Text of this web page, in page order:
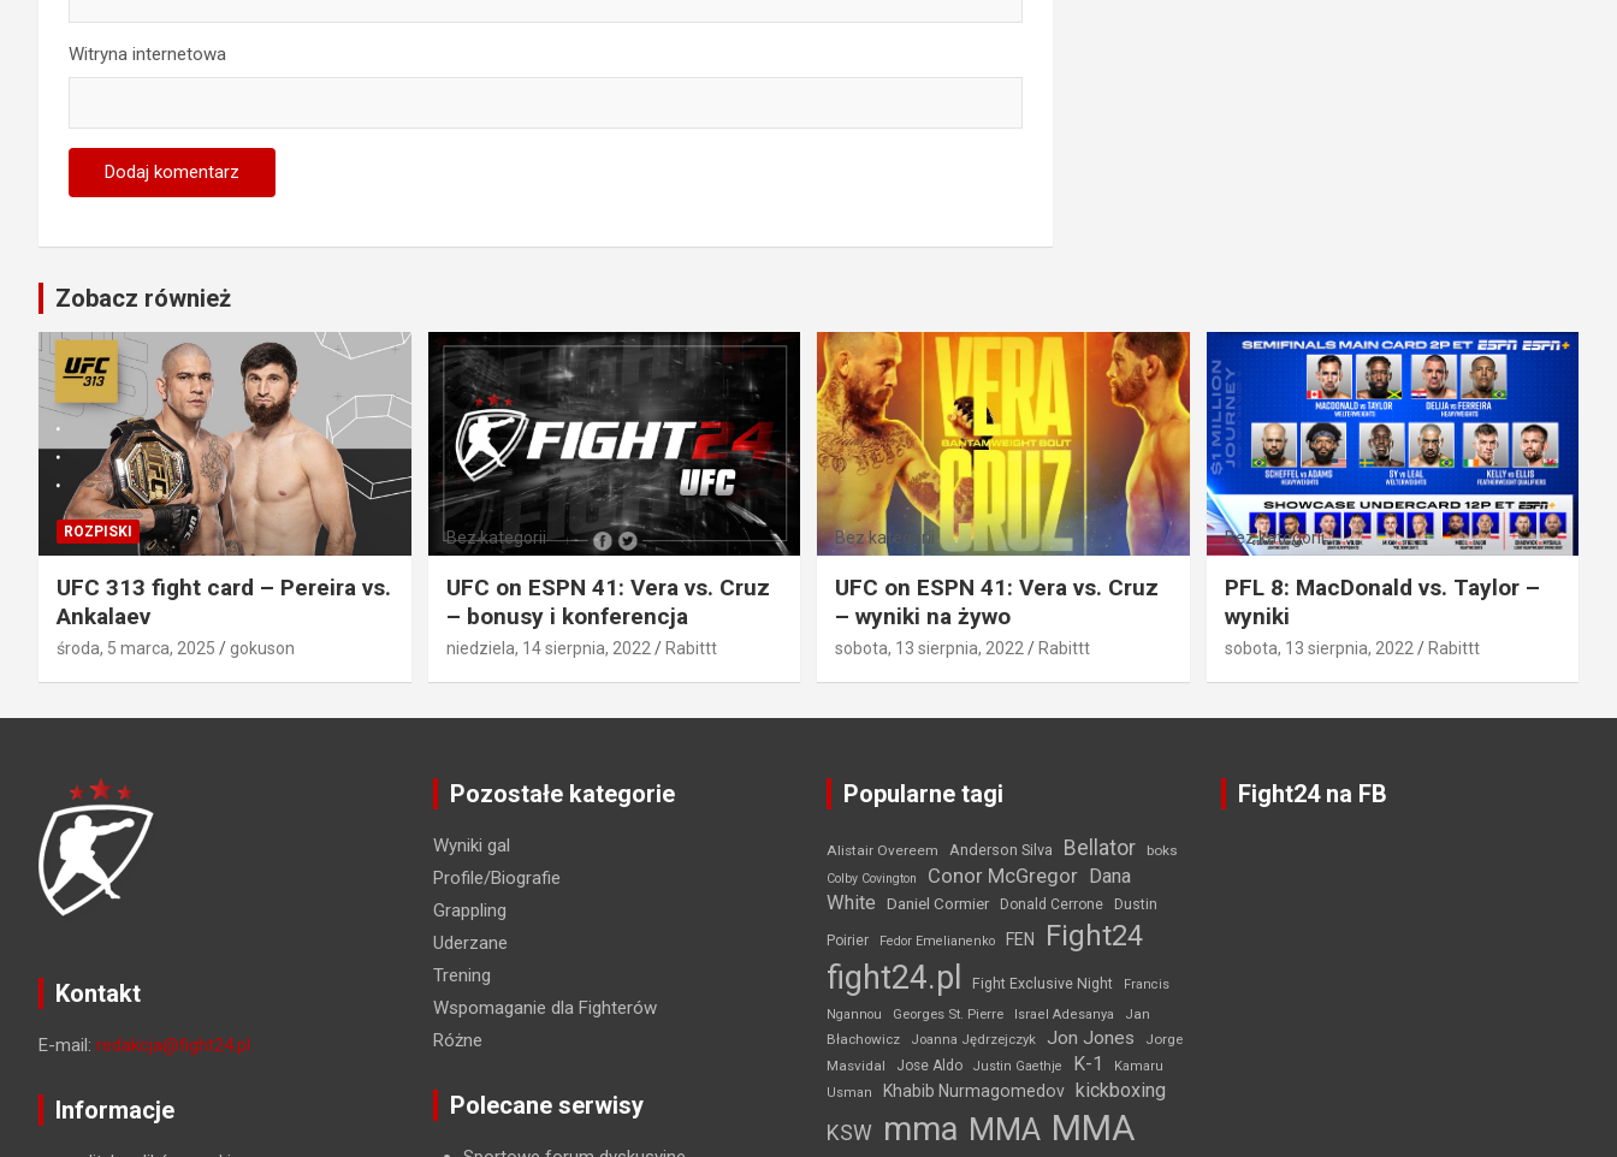
Witryna internetowa
Zobacz również
ROZPISKI
UFC 313 fight card – Pereira vs.
Ankalaev
środa, 5 marca, 2025 gokuson
Bez kategorii
UFC on ESPN 41: Vera vs. Cruz
– bonusy i konferencja
niedziela, 14 sierpnia, 2022 Rabittt
Bez kategorii
UFC on ESPN 41: Vera vs. Cruz
– wyniki na żywo
sobota, 13 sierpnia, 2022 Rabittt
Bez kategorii
PFL 8: MacDonald vs. Taylor –
wyniki
sobota, 13 sierpnia, 2022 Rabittt
Kontakt
E-mail: redakcja@fight24.pl
Informacje
Pozostałe kategorie
Wyniki gal
Profile/Biografie
Grappling
Uderzane
Trening
Wspomaganie dla Fighterów
Różne
Polecane serwisy
Popularne tagi
Alistair Overeem Anderson Silva Bellator boks
Colby Covington Conor McGregor Dana
White
Daniel Cormier Donald Cerrone Dustin
Poirier Fedor Emelianenko FEN Fight24
fight24.pl Fight Exclusive Night
Francis
Ngannou
Georges St. Pierre Israel Adesanya
Jan
Błachowicz
Joanna Jędrzejczyk Jon Jones
Jorge
Masvidal
Jose Aldo Justin Gaethje K-1
Kamaru
Usman
Khabib Nurmagomedov kickboxing
KSW mma MMA MMA
Fight24 na FB